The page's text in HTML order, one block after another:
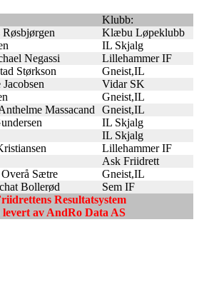
Klubb:
Klæbu Løpeklubb
IL Skjalg
Negassi
Lillehammer IF
Størkson
Gneist,IL
Vidar SK
Gneist,IL
Massacand
Gneist,IL
IL Skjalg
IL Skjalg
Lillehammer IF
Ask Friidrett
Overå Sætre
Gneist,IL
Bollerød
Sem IF
Resultatsystem
levert av AndRo Data AS